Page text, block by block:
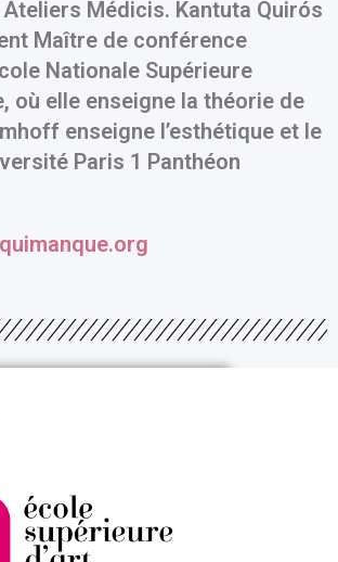
Médicis. Kantuta Quirós
Maître de conférence
Nationale Supérieure
où elle enseigne la théorie de
enseigne l’esthétique et le
Paris 1 Panthéon